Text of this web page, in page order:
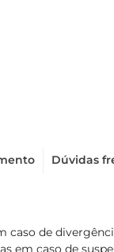
Dúvidas
caso de
em caso de